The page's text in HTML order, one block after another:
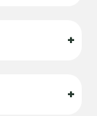
+
+